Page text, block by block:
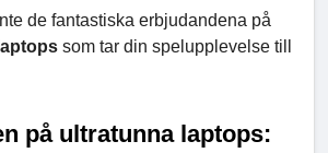
de fantastiska erbjudandena på
som tar din spelupplevelse till
på ultratunna laptops: